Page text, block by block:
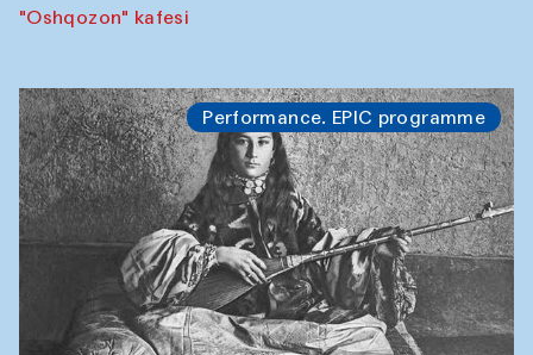
"Oshqozon" kafesi
Performance. EPIC programme